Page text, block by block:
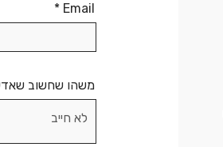
Email
משהו שחשוב